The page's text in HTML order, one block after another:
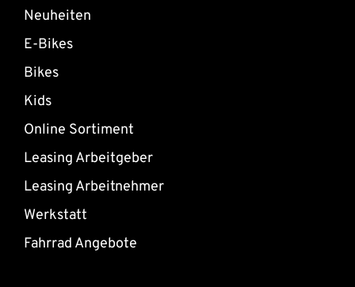
Neuheiten
E-Bikes
Bikes
Kids
Online Sortiment
Leasing Arbeitgeber
Leasing Arbeitnehmer
Werkstatt
Fahrrad Angebote